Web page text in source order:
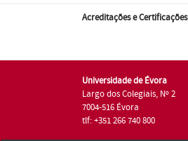
Acreditações e Certificações
Universidade de Évora
Largo dos Colegiais, Nº 2
7004-516 Évora
tlf: +351 266 740 800